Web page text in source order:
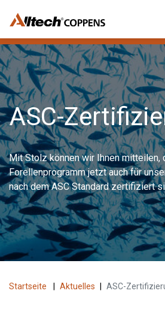
ASC-
Mit Stolz können wir Ihnen mitteilen,
Forellenprogramm jetzt auch für
nach dem ASC Standard zertifiziert
Startseite Aktuelles ASC-